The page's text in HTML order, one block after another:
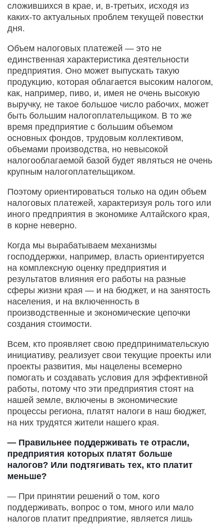
сложившихся в крае, и, в-третьих, исходя из
каких-то актуальных проблем текущей повестки
дня.
Объем налоговых платежей — это не
единственная характеристика деятельности
предприятия. Оно может выпускать такую
продукцию, которая облагается высоким налогом,
как, например, пиво, и, имея не очень высокую
выручку, не такое большое число рабочих, может
быть большим налогоплательщиком. В то же
время предприятие с большим объемом
основных фондов, трудовым коллективом,
объемами производства, но невысокой
налогооблагаемой базой будет являться не очень
крупным налогоплательщиком.
Поэтому ориентироваться только на один объем
налоговых платежей, характеризуя роль того или
иного предприятия в экономике Алтайского края,
в корне неверно.
Когда мы вырабатываем механизмы
господдержки, например, власть ориентируется
на комплексную оценку предприятия и
результатов влияния его работы на разные
сферы жизни края — и на бюджет, и на занятость
населения, и на включенность в
производственные и экономические цепочки
создания стоимости.
Всем, кто проявляет свою предпринимательскую
инициативу, реализует свои текущие проекты или
проекты развития, мы нацелены всемерно
помогать и создавать условия для эффективной
работы, потому что эти предприятия стоят на
нашей земле, включены в экономические
процессы региона, платят налоги в наш бюджет,
на них трудятся жители нашего края.
— Правильнее поддерживать те отрасли,
предприятия которых платят больше
налогов? Или подтягивать тех, кто платит
меньше?
— При принятии решений о том, кого
поддерживать, вопрос о том, много или мало
налогов платит предприятие, является лишь